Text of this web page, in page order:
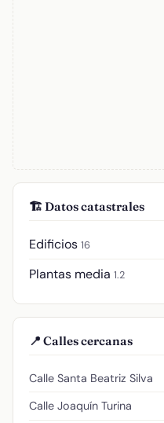
🏗️ Datos catastrales
Edificios 16
Plantas media 1.2
📍 Calles cercanas
Calle Santa Beatriz Silva
Calle Joaquín Turina